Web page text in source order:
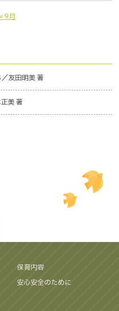
« 9月
友田明美 著
美 著
保育内容
安心安全のために